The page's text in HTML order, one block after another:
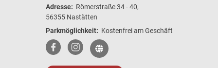
Adresse: Römerstraße 34 - 40,
56355 Nastätten
Parkmöglichkeit: Kostenfrei am Geschäft